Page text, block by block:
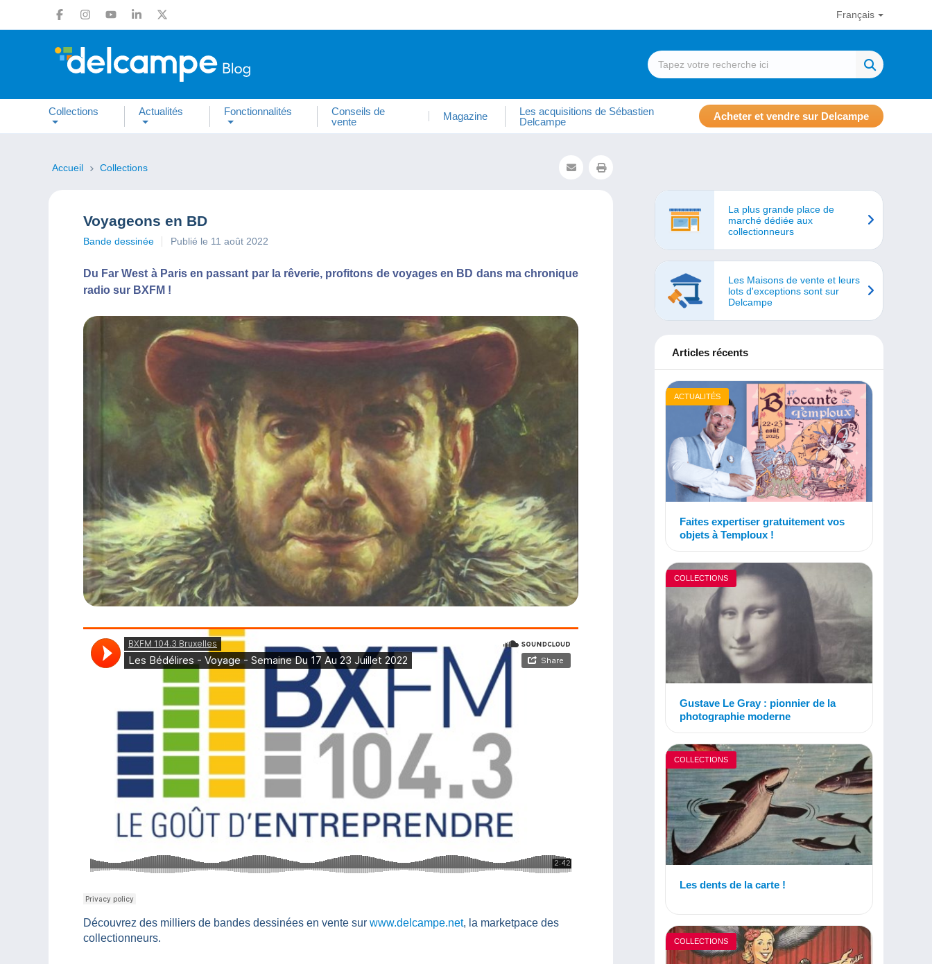
Français
Collections Actualités Fonctionnalités
Conseils de
vente
Magazine
Les acquisitions de Sébastien
Delcampe
Acheter et vendre sur Delcampe
Accueil Collections
Voyageons en BD
Bande dessinée Publié le 11 août 2022
Du Far West à Paris en passant par la rêverie, profitons de voyages en BD dans ma chronique
radio sur BXFM !
Découvrez des milliers de bandes dessinées en vente sur www.delcampe.net, la marketpace des
collectionneurs.
La plus grande place de
marché dédiée aux
collectionneurs
Les Maisons de vente et leurs
lots d'exceptions sont sur
Delcampe
Articles récents
ACTUALITÉS
Faites expertiser gratuitement vos
objets à Temploux !
COLLECTIONS
Gustave Le Gray : pionnier de la
photographie moderne
COLLECTIONS
Les dents de la carte !
COLLECTIONS